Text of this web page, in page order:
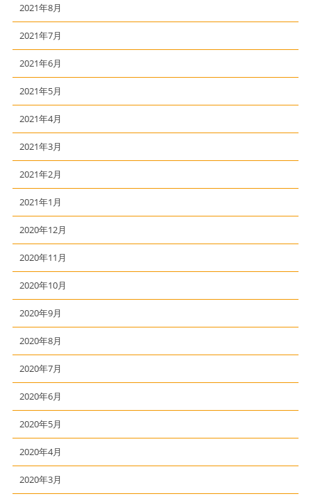
2021年8月
2021年7月
2021年6月
2021年5月
2021年4月
2021年3月
2021年2月
2021年1月
2020年12月
2020年11月
2020年10月
2020年9月
2020年8月
2020年7月
2020年6月
2020年5月
2020年4月
2020年3月